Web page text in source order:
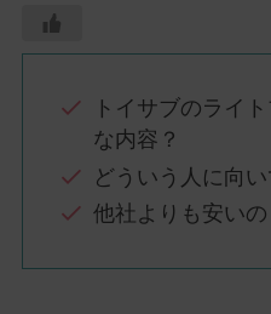
トイサブのライ
な内容？
どういう人に向
他社よりも安いの